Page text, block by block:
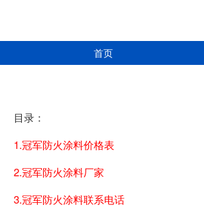
首页
目录：
1.冠军防火涂料价格表
2.冠军防火涂料厂家
3.冠军防火涂料联系电话